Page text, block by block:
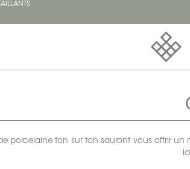
porcelaine ton sur ton sauront vous offrir